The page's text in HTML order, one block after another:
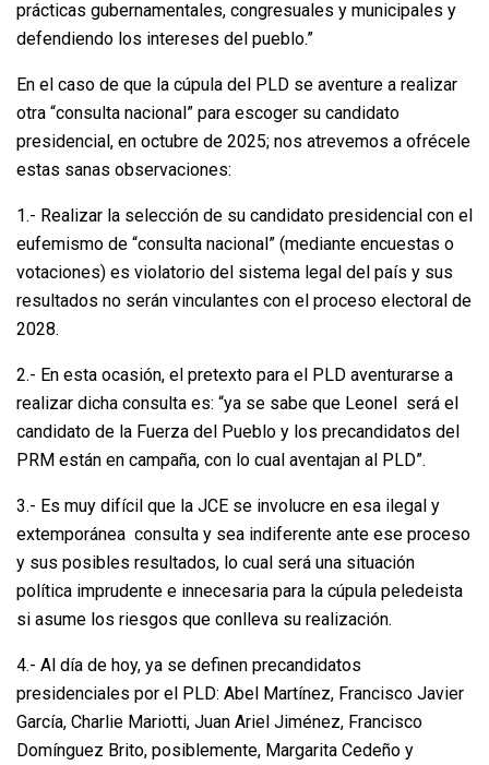
prácticas gubernamentales, congresuales y municipales y
defendiendo los intereses del pueblo.”
En el caso de que la cúpula del PLD se aventure a realizar
otra “consulta nacional” para escoger su candidato
presidencial, en octubre de 2025; nos atrevemos a ofrécele
estas sanas observaciones:
1.- Realizar la selección de su candidato presidencial con el
eufemismo de “consulta nacional” (mediante encuestas o
votaciones) es violatorio del sistema legal del país y sus
resultados no serán vinculantes con el proceso electoral de
2028.
2.- En esta ocasión, el pretexto para el PLD aventurarse a
realizar dicha consulta es: “ya se sabe que Leonel será el
candidato de la Fuerza del Pueblo y los precandidatos del
PRM están en campaña, con lo cual aventajan al PLD”.
3.- Es muy difícil que la JCE se involucre en esa ilegal y
extemporánea consulta y sea indiferente ante ese proceso
y sus posibles resultados, lo cual será una situación
política imprudente e innecesaria para la cúpula peledeista
si asume los riesgos que conlleva su realización.
4.- Al día de hoy, ya se definen precandidatos
presidenciales por el PLD: Abel Martínez, Francisco Javier
García, Charlie Mariotti, Juan Ariel Jiménez, Francisco
Domínguez Brito, posiblemente, Margarita Cedeño y